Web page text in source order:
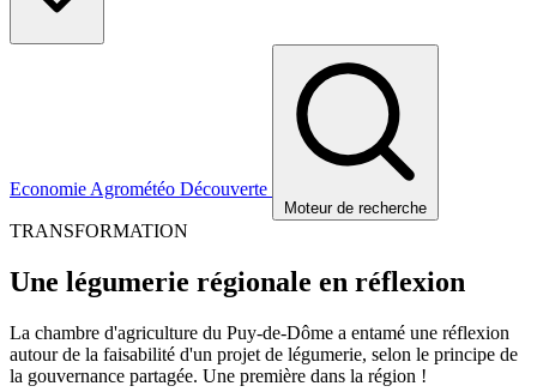
Economie Agrométéo Découverte
Moteur de recherche
TRANSFORMATION
Une légumerie régionale en réflexion
La chambre d'agriculture du Puy-de-Dôme a entamé une réflexion
autour de la faisabilité d'un projet de légumerie, selon le principe de
la gouvernance partagée. Une première dans la région !